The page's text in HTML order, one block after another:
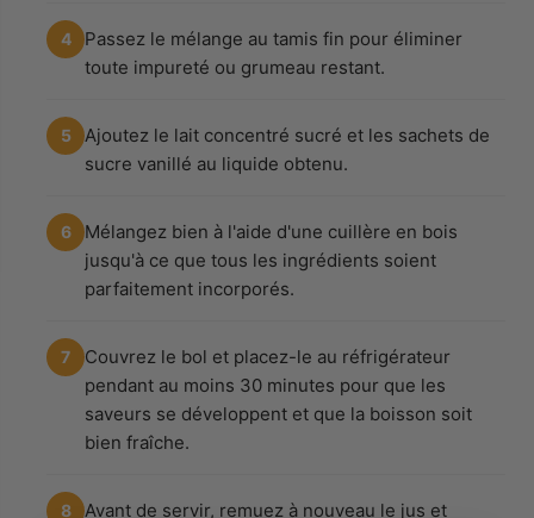
4
Passez le mélange au tamis fin pour éliminer
toute impureté ou grumeau restant.
5
Ajoutez le lait concentré sucré et les sachets de
sucre vanillé au liquide obtenu.
6
Mélangez bien à l'aide d'une cuillère en bois
jusqu'à ce que tous les ingrédients soient
parfaitement incorporés.
7
Couvrez le bol et placez-le au réfrigérateur
pendant au moins 30 minutes pour que les
saveurs se développent et que la boisson soit
bien fraîche.
8 Avant de servir, remuez à nouveau le jus et